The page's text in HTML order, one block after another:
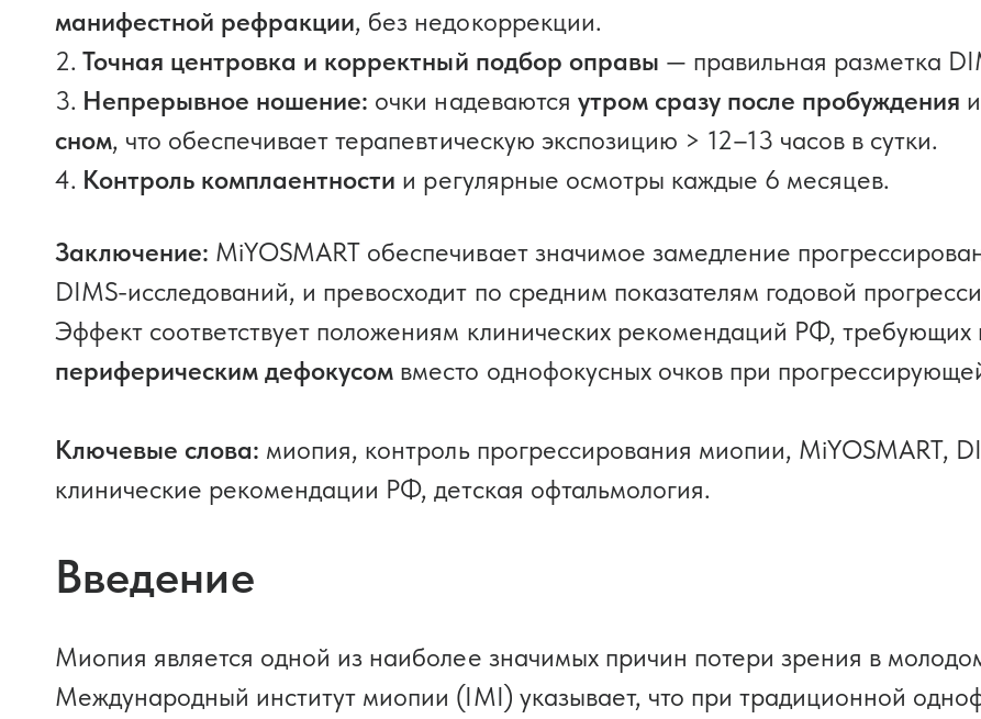
манифестной рефракции, без недокоррекции.
Точная центровка и корректный подбор оправы — правильная разметка
Непрерывное ношение: очки надеваются утром сразу после пробуждения
сном, что обеспечивает терапевтическую экспозицию > 12–13 часов в сутки.
Контроль комплаентности и регулярные осмотры каждые 6 месяцев.
Заключение: MiYOSMART обеспечивает значимое замедление
DIMS-исследований, и превосходит по средним показателям годовой
Эффект соответствует положениям клинических рекомендаций РФ, требующих
периферическим дефокусом вместо однофокусных очков при
Ключевые слова: миопия, контроль прогрессирования миопии, MiYOSMART,
клинические рекомендации РФ, детская офтальмология.
Введение
Миопия является одной из наиболее значимых причин потери зрения в
Международный институт миопии (IMI) указывает, что при традиционной